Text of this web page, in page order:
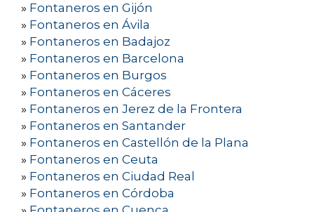
» Fontaneros en Gijón
» Fontaneros en Ávila
» Fontaneros en Badajoz
» Fontaneros en Barcelona
» Fontaneros en Burgos
» Fontaneros en Cáceres
» Fontaneros en Jerez de la Frontera
» Fontaneros en Santander
» Fontaneros en Castellón de la Plana
» Fontaneros en Ceuta
» Fontaneros en Ciudad Real
» Fontaneros en Córdoba